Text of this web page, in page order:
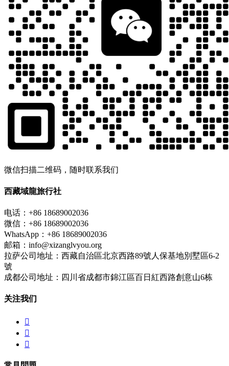
微信扫描二维码，随时联系我们
西藏域龍旅行社
电话：+86 18689002036
微信：+86 18689002036
WhatsApp：+86 18689002036
邮箱：info@xizanglvyou.org
拉萨公司地址：西藏自治區北京西路89號人保基地別墅區6-2
號
成都公司地址：四川省成都市錦江區百日紅西路創意山6栋
关注我们


